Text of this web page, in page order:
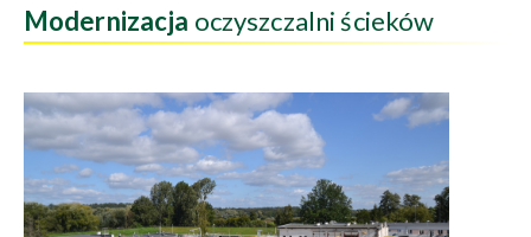
Modernizacja oczyszczalni ścieków